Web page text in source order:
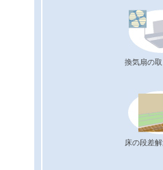
換気扇の取
床の段差